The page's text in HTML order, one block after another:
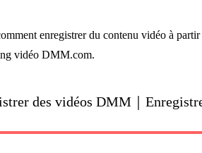
enregistrer du contenu vidéo à partir
vidéo DMM.com.
des vidéos DMM｜